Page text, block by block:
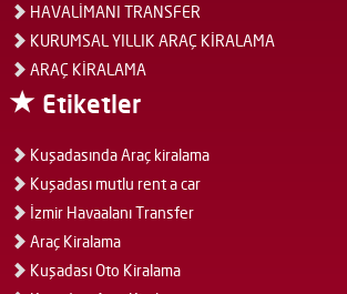
HAVALİMANI TRANSFER
KURUMSAL YILLIK ARAÇ KİRALAMA
ARAÇ KİRALAMA
Etiketler
Kuşadasında Araç kiralama
Kuşadası mutlu rent a car
İzmir Havaalanı Transfer
Araç Kiralama
Kuşadası Oto Kiralama